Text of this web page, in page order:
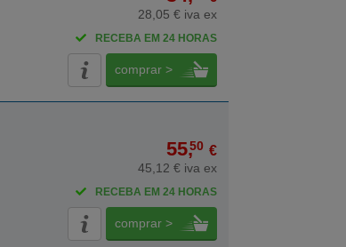
28,05 € iva ex
RECEBA EM 24 HORAS
comprar >
55,50 €
45,12 € iva ex
RECEBA EM 24 HORAS
comprar >